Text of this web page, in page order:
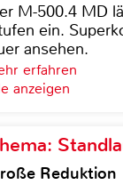
M-500.4 MD
ein.
ansehen.
erfahren
anzeigen
Reduktion